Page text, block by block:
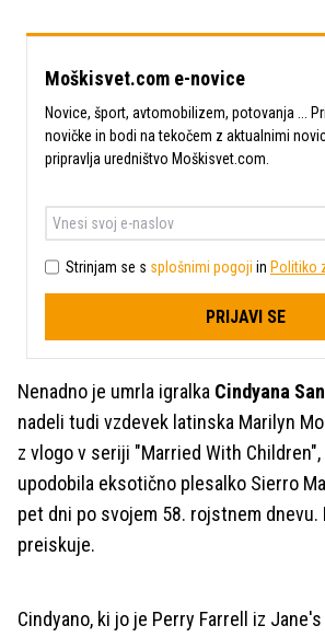
Moškisvet.com e-novice
Novice, šport, avtomobilizem, potovanja ...
novičke in bodi na tekočem z aktualnimi
pripravlja uredništvo Moškisvet.com.
Strinjam se s splošnimi pogoji in Politiko
PRIJAVI SE
Nenadno je umrla igralka Cindyana
nadeli tudi vzdevek latinska Marilyn
z vlogo v seriji "Married With
upodobila eksotično plesalko Sierro
pet dni po svojem 58. rojstnem dnevu.
preiskuje.
Cindyano, ki jo je Perry Farrell iz